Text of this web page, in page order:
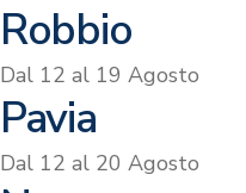
Robbio
Dal 12 al 19 Agosto
Pavia
Dal 12 al 20 Agosto